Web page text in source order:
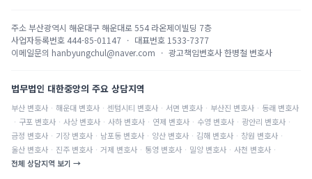
주소부산광역시 해운대구 해운대로 554 라온제이빌딩 7층
사업자등록번호 444-85-01147 · 대표번호 1533-7377
이메일문의 hanbyungchul@naver.com · 광고책임변호사한병철 변호사
법무법인 대한중앙의 주요 상담지역
부산 변호사 · 해운대 변호사 · 센텀시티 변호사 · 서면 변호사 · 부산진 변호사 · 동래 변호사
· 구포 변호사 · 사상 변호사 · 사하 변호사 · 연제 변호사 · 수영 변호사 · 광안리 변호사 ·
금정 변호사 · 기장 변호사 · 남포동 변호사 · 양산 변호사 · 김해 변호사 · 창원 변호사 ·
울산 변호사 · 진주 변호사 · 거제 변호사 · 통영 변호사 · 밀양 변호사 · 사천 변호사 ·
전체 상담지역 보기 →